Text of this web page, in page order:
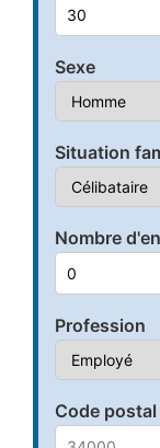
Sexe
Situation
Nombre
Profession
Code postal